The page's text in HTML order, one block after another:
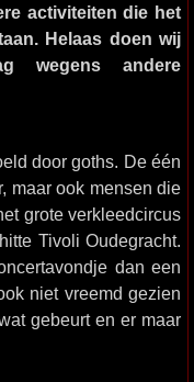
activiteiten die het
Helaas doen wij
wegens andere
door goths. De één
maar ook mensen die
grote verkleedcircus
Tivoli Oudegracht.
dan een
niet vreemd gezien
gebeurt en er maar